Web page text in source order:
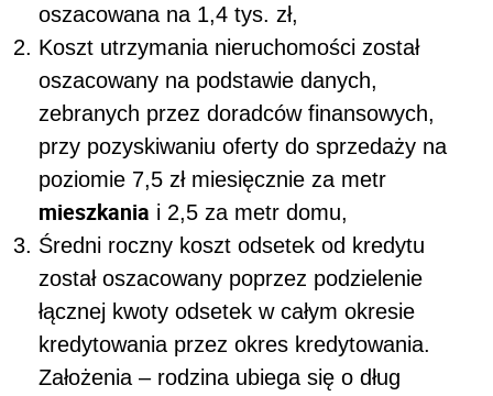
oszacowana na 1,4 tys. zł,
Koszt utrzymania nieruchomości został
oszacowany na podstawie danych,
zebranych przez doradców finansowych,
przy pozyskiwaniu oferty do sprzedaży na
poziomie 7,5 zł miesięcznie za metr
mieszkania i 2,5 za metr domu,
Średni roczny koszt odsetek od kredytu
został oszacowany poprzez podzielenie
łącznej kwoty odsetek w całym okresie
kredytowania przez okres kredytowania.
Założenia – rodzina ubiega się o dług